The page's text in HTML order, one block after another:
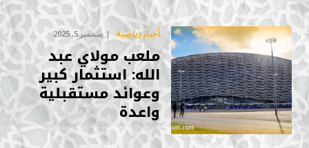
أخبار رياضية سبتمبر 5, 2025
ملعب مولاي عبد
الله: استثمار كبير
وعوائد مستقبلية
واعدة